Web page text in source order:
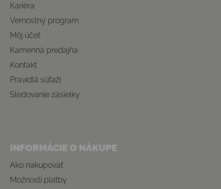
Kariéra
Vernostný program
Môj účet
Kamenná predajňa
Kontakt
Pravidlá súťaží
Sledovanie zásielky
INFORMÁCIE O NÁKUPE
Ako nakupovať
Možnosti platby